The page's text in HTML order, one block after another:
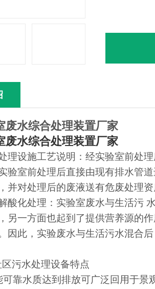
废水综合处理装置厂家
废水综合处理装置厂家
理设施工艺说明：经实验室前处
验室前处理后直接由现有排水管
并对处理后的废液送有危废处理
酸化处理：实验室废水与生活污
另一方面也起到了提供营养源的
因此，实验废水与生活污水混合
污水处理设备特点
可靠水质达到排放可广泛回用于景